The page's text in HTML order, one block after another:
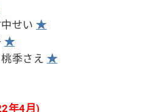
中せい★
★
季さえ ★
年4月)